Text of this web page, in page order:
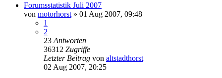
Forumsstatistik Juli 2007
von motorhorst » 01 Aug 2007, 09:48
1
2
23 Antworten
36312 Zugriffe
Letzter Beitrag von altstadthorst
02 Aug 2007, 20:25